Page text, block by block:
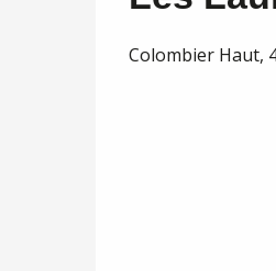
Colombier Haut,